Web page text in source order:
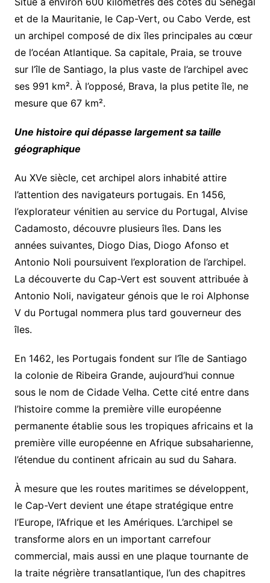
et de la Mauritanie, le Cap-Vert, ou Cabo Verde, est
un archipel composé de dix îles principales au cœur
de l’océan Atlantique. Sa capitale, Praia, se trouve
sur l’île de Santiago, la plus vaste de l’archipel avec
ses 991 km². À l’opposé, Brava, la plus petite île, ne
mesure que 67 km².
Une histoire qui dépasse largement sa taille
géographique
Au XVe siècle, cet archipel alors inhabité attire
l’attention des navigateurs portugais. En 1456,
l’explorateur vénitien au service du Portugal, Alvise
Cadamosto, découvre plusieurs îles. Dans les
années suivantes, Diogo Dias, Diogo Afonso et
Antonio Noli poursuivent l’exploration de l’archipel.
La découverte du Cap-Vert est souvent attribuée à
Antonio Noli, navigateur génois que le roi Alphonse
V du Portugal nommera plus tard gouverneur des
îles.
En 1462, les Portugais fondent sur l’île de Santiago
la colonie de Ribeira Grande, aujourd’hui connue
sous le nom de Cidade Velha. Cette cité entre dans
l’histoire comme la première ville européenne
permanente établie sous les tropiques africains et la
première ville européenne en Afrique subsaharienne,
l’étendue du continent africain au sud du Sahara.
À mesure que les routes maritimes se développent,
le Cap-Vert devient une étape stratégique entre
l’Europe, l’Afrique et les Amériques. L’archipel se
transforme alors en un important carrefour
commercial, mais aussi en une plaque tournante de
la traite négrière transatlantique, l’un des chapitres